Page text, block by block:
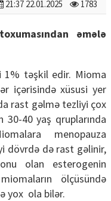
21:37 22.01.2025 1783
əmələ
1% təşkil edir. Mioma
içərisində xüsusi yer
rast gəlmə tezliyi çox
40 yaş qruplarında
menopauza
dövrdə də rast gəlinir,
olan esterogenin
ölçüsündə
yox ola bilər.